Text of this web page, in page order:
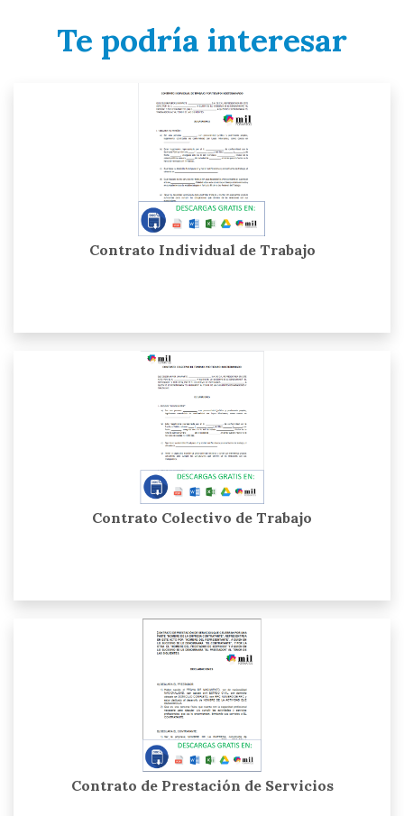
Te podría interesar
Contrato Individual de Trabajo
Contrato Colectivo de Trabajo
Contrato de Prestación de Servicios